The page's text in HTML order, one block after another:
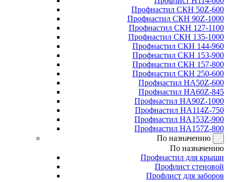
Профнастил СКН 50Z-600
Профнастил СКН 90Z-1000
Профнастил СКН 127-1100
Профнастил СКН 135-1000
Профнастил СКН 144-960
Профнастил СКН 153-900
Профнастил СКН 157-800
Профнастил СКН 250-600
Профнастил НА50Z-600
Профнастил НА60Z-845
Профнастил НА90Z-1000
Профнастил НА114Z-750
Профнастил НА153Z-900
Профнастил НА157Z-800
По назначению
По назначению
Профнастил для крыши
Профлист стеновой
Профлист для заборов